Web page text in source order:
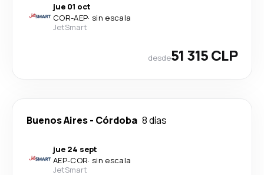
jue 01 oct
COR-AEP· sin escala
JetSmart
desde51 315 CLP
Buenos Aires- Córdoba 8 días
jue 24 sept
AEP-COR· sin escala
JetSmart